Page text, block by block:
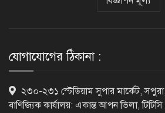
ফিরে দেখা ৫
থমথমে রাজধানী
যোগাযোগের ঠিকানা :
২৩০-২৩১ স্টেডিয়াম সুপার মার্কেট, সপুরা,
বাণিজ্যিক কার্যালয়: একান্ত আপন ভিলা,